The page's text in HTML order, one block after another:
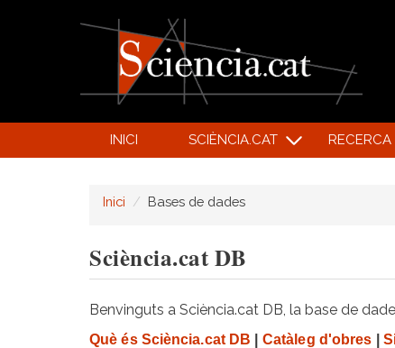
INICI SCIÈNCIA.CAT RECERCA
Inici Bases de dades
Sciència.cat DB
Benvinguts a Sciència.cat DB, la base de
Què és Sciència.cat DB Catàleg d'obres